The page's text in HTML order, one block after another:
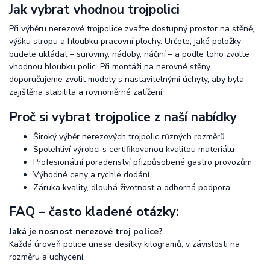
Jak vybrat vhodnou trojpolici
Při výběru nerezové trojpolice zvažte dostupný prostor na stěně,
výšku stropu a hloubku pracovní plochy. Určete, jaké položky
budete ukládat – suroviny, nádoby, náčiní – a podle toho zvolte
vhodnou hloubku polic. Při montáži na nerovné stěny
doporučujeme zvolit modely s nastavitelnými úchyty, aby byla
zajištěna stabilita a rovnoměrné zatížení.
Proč si vybrat trojpolice z naší nabídky
Široký výběr nerezových trojpolic různých rozměrů
Spolehliví výrobci s certifikovanou kvalitou materiálu
Profesionální poradenství přizpůsobené gastro provozům
Výhodné ceny a rychlé dodání
Záruka kvality, dlouhá životnost a odborná podpora
FAQ – často kladené otázky:
Jaká je nosnost nerezové troj police?
Každá úroveň police unese desítky kilogramů, v závislosti na
rozměru a uchycení.